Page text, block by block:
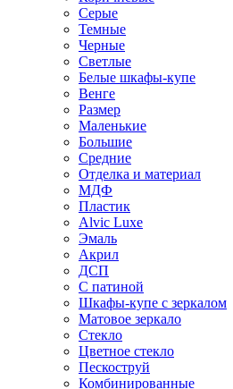
Серые
Темные
Черные
Светлые
Белые шкафы-купе
Венге
Размер
Маленькие
Большие
Средние
Отделка и материал
МДФ
Пластик
Alvic Luxe
Эмаль
Акрил
ДСП
С патиной
Шкафы-купе с зеркалом
Матовое зеркало
Стекло
Цветное стекло
Пескоструй
Комбинированные